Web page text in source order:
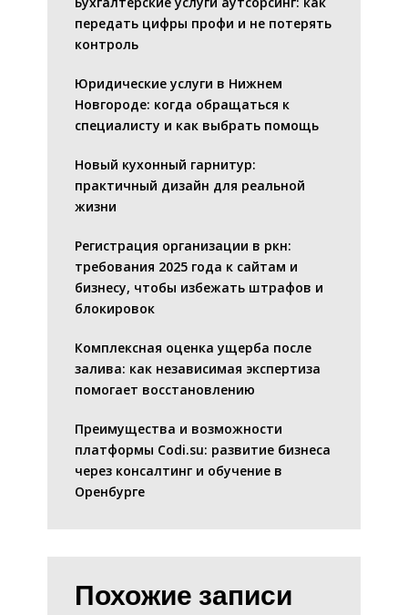
передать цифры профи и не потерять
контроль
Юридические услуги в Нижнем
Новгороде: когда обращаться к
специалисту и как выбрать помощь
Новый кухонный гарнитур:
практичный дизайн для реальной
жизни
Регистрация организации в ркн:
требования 2025 года к сайтам и
бизнесу, чтобы избежать штрафов и
блокировок
Комплексная оценка ущерба после
залива: как независимая экспертиза
помогает восстановлению
Преимущества и возможности
платформы Codi.su: развитие бизнеса
через консалтинг и обучение в
Оренбурге
Похожие записи